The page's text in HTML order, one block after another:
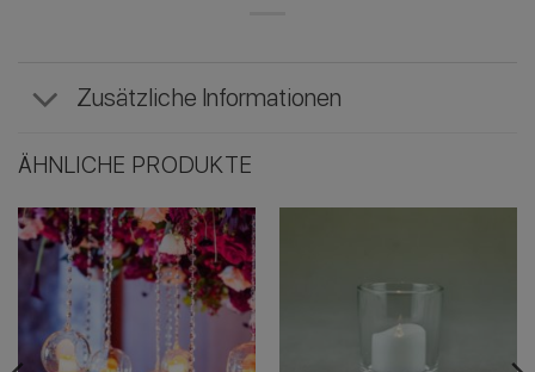
Zusätzliche Informationen
ÄHNLICHE PRODUKTE